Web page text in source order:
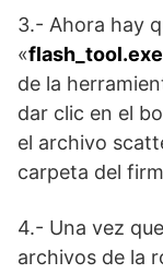
3.- Ahora hay
«flash_tool.exe
de la
dar clic en el
el archivo
carpeta del
4.- Una vez
archivos de la